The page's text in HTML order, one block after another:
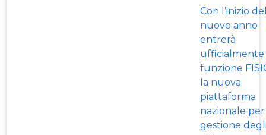
Con l’inizio
nuovo anno
entrerà
ufficialmente
funzione
la nuova
piattaforma
nazionale
gestione